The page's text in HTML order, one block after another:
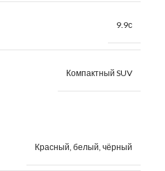
9.9с
Компактный SUV
Красный, белый, чёрный